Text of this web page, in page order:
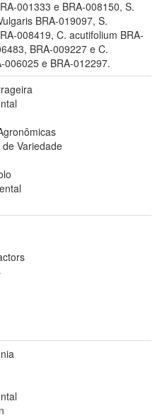
001333 e BRA-008150, S.
BRA-019097, S.
008419, C. acutifolium BRA-
BRA-009227 e C.
006025 e BRA-012297.
Variedade